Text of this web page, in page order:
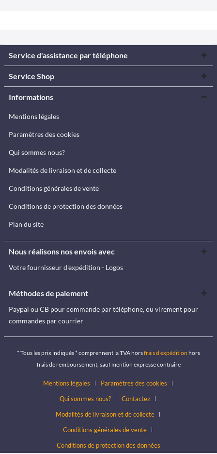
Service d'assistance par téléphone
Service Shop
Informations
Mentions légales
Paramètres des cookies
Qui sommes nous?
Modalités de livraison et de collecte
Conditions générales de vente
Conditions de protection des données
Plan du site
Nous réalisons nos envois avec
Votre fournisseur d'expédition - Logos
Méthodes de paiement
Paypal ou CB pour commande par téléphone, ou virement pour
commandes par courrier
* Tous les prix indiqués * comprennent la TVA horsfrais d'expédition hors
frais de remboursement, sauf mention expresse contraire
Mentions légales
Paramètres des cookies
Qui sommes nous?
Contactez
Modalités de livraison et de collecte
Conditions générales de vente
Conditions de protection des données